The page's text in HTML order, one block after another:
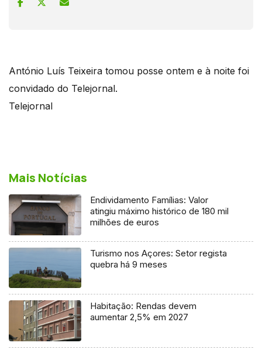
António Luís Teixeira tomou posse ontem e à noite foi
convidado do Telejornal.
Telejornal
Mais Notícias
Endividamento Famílias: Valor
atingiu máximo histórico de 180 mil
milhões de euros
Turismo nos Açores: Setor regista
quebra há 9 meses
Habitação: Rendas devem
aumentar 2,5% em 2027